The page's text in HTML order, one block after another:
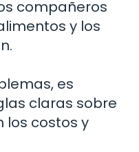
compañeros
y los
es
claras sobre
los costos y